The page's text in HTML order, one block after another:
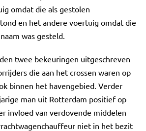
omdat die als gestolen
en het andere voertuig omdat die
was gesteld.
twee bekeuringen uitgeschreven
die aan het crossen waren op
binnen het havengebied. Verder
man uit Rotterdam positief op
invloed van verdovende middelen
niet in het bezit